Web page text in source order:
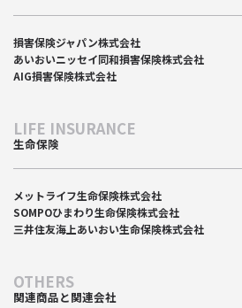
損害保険ジャパン株式会社
あいおいニッセイ同和損害保険株式会社
AIG損害保険株式会社
LIFE INSURANCE
生命保険
メットライフ生命保険株式会社
SOMPOひまわり生命保険株式会社
三井住友海上あいおい生命保険株式会社
OTHERS
関連商品と関連会社